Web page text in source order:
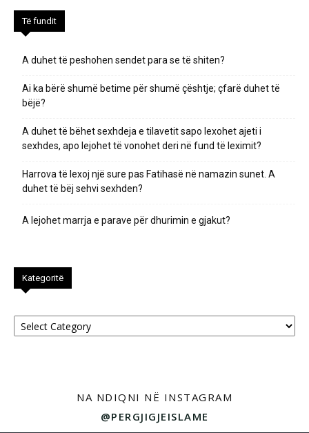
Të fundit
A duhet të peshohen sendet para se të shiten?
Ai ka bërë shumë betime për shumë çështje; çfarë duhet të
bëjë?
A duhet të bëhet sexhdeja e tilavetit sapo lexohet ajeti i
sexhdes, apo lejohet të vonohet deri në fund të leximit?
Harrova të lexoj një sure pas Fatihasë në namazin sunet. A
duhet të bëj sehvi sexhden?
A lejohet marrja e parave për dhurimin e gjakut?
Kategoritë
Kategoritë
NA NDIQNI NË INSTAGRAM
@PERGJIGJEISLAME